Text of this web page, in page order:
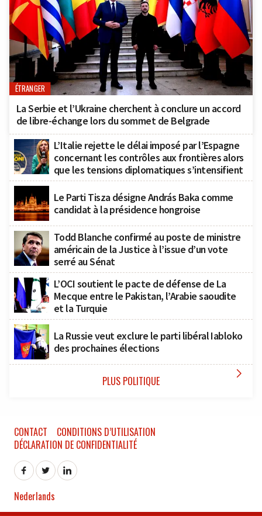
ÉTRANGER
La Serbie et l’Ukraine cherchent à conclure un accord
de libre-échange lors du sommet de Belgrade
L’Italie rejette le délai imposé par l’Espagne
concernant les contrôles aux frontières alors
que les tensions diplomatiques s’intensifient
Le Parti Tisza désigne András Baka comme
candidat à la présidence hongroise
Todd Blanche confirmé au poste de ministre
américain de la Justice à l’issue d’un vote
serré au Sénat
L’OCI soutient le pacte de défense de La
Mecque entre le Pakistan, l’Arabie saoudite
et la Turquie
La Russie veut exclure le parti libéral Iabloko
des prochaines élections
PLUS POLITIQUE 
CONTACT
CONDITIONS D’UTILISATION
DÉCLARATION DE CONFIDENTIALITÉ
Nederlands